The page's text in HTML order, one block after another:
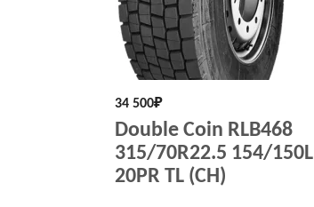
34 500₽
Double Coin RLB468
315/70R22.5 154/150L
20PR TL (CH)